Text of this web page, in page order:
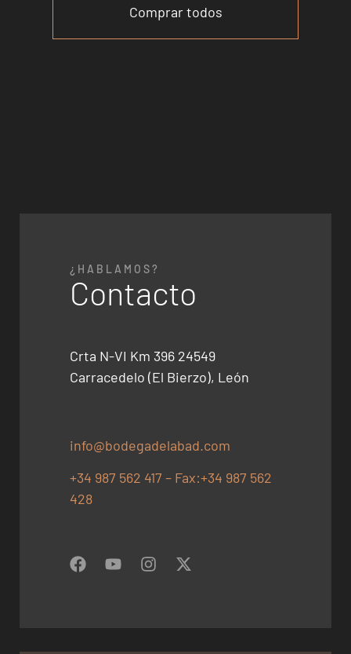
Comprar todos
¿HABLAMOS?
Contacto
Crta N-VI Km 396 24549
Carracedelo (El Bierzo), León
info@bodegadelabad.com
+34 987 562 417 – Fax:+34 987 562
428